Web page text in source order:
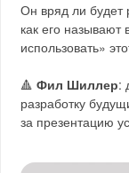
Он вряд ли будет
как его называют
использовать»
🔺Фил Шиллер:
разработку
за презентацию